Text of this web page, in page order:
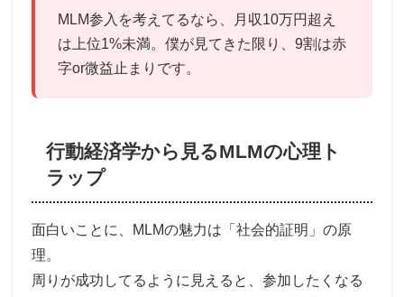
MLM参入を考えてるなら、月収10万円超え
は上位1%未満。僕が見てきた限り、9割は赤
字or微益止まりです。
行動経済学から見るMLMの心理ト
ラップ
面白いことに、MLMの魅力は「社会的証明」の原
理。
周りが成功してるように見えると、参加したくなる